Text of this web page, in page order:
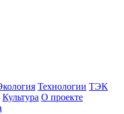
Технологии ТЭК
Культура О проекте